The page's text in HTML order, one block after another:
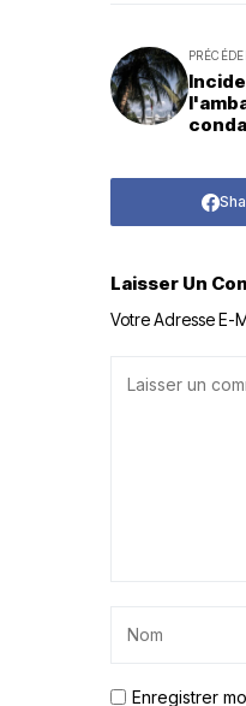
Incident à
Laisser Un
Votre Adresse E-
Enregistrer